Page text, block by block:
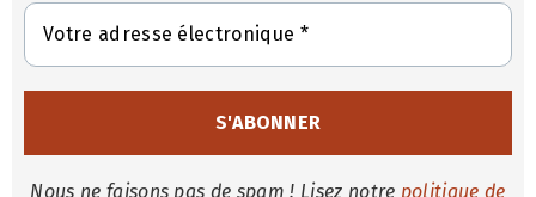
Nous ne faisons pas de spam ! Lisez notre politique de